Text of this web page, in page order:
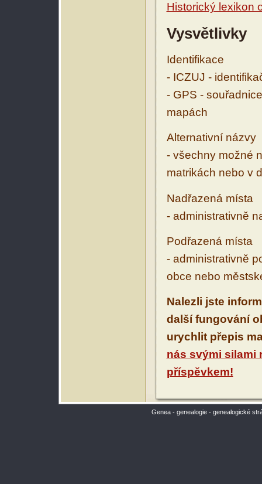
Historický lexikon
Vysvětlivky
Identifikace
- ICZUJ -
- GPS -
mapách
Alternativní názvy
- všechny možné
matrikách nebo v
Nadřazená místa
- administrativně
Podřazená místa
- administrativně
obce nebo
Nalezli jste
další fungování
urychlit přepis
nás svými silami
příspěvkem!
Genea - genealogie - genealogické